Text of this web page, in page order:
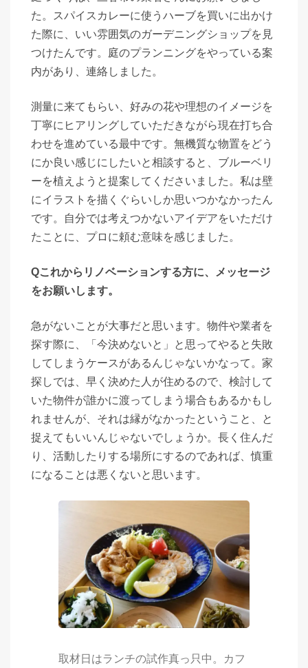
た。スパイスカレーに使うハーブを買いに出かけ
た際に、いい雰囲気のガーデニングショップを見
つけたんです。庭のプランニングをやっている案
内があり、連絡しました。
測量に来てもらい、好みの花や理想のイメージを
丁寧にヒアリングしていただきながら現在打ち合
わせを進めている最中です。無機質な物置をどう
にか良い感じにしたいと相談すると、ブルーベリ
ーを植えようと提案してくださいました。私は壁
にイラストを描くぐらいしか思いつかなかったん
です。自分では考えつかないアイデアをいただけ
たことに、プロに頼む意味を感じました。
Qこれからリノベーションする方に、メッセージ
をお願いします。
急がないことが大事だと思います。物件や業者を
探す際に、「今決めないと」と思ってやると失敗
してしまうケースがあるんじゃないかなって。家
探しでは、早く決めた人が住めるので、検討して
いた物件が誰かに渡ってしまう場合もあるかもし
れませんが、それは縁がなかったということ、と
捉えてもいいんじゃないでしょうか。長く住んだ
り、活動したりする場所にするのであれば、慎重
になることは悪くないと思います。
取材日はランチの試作真っ只中。カフ